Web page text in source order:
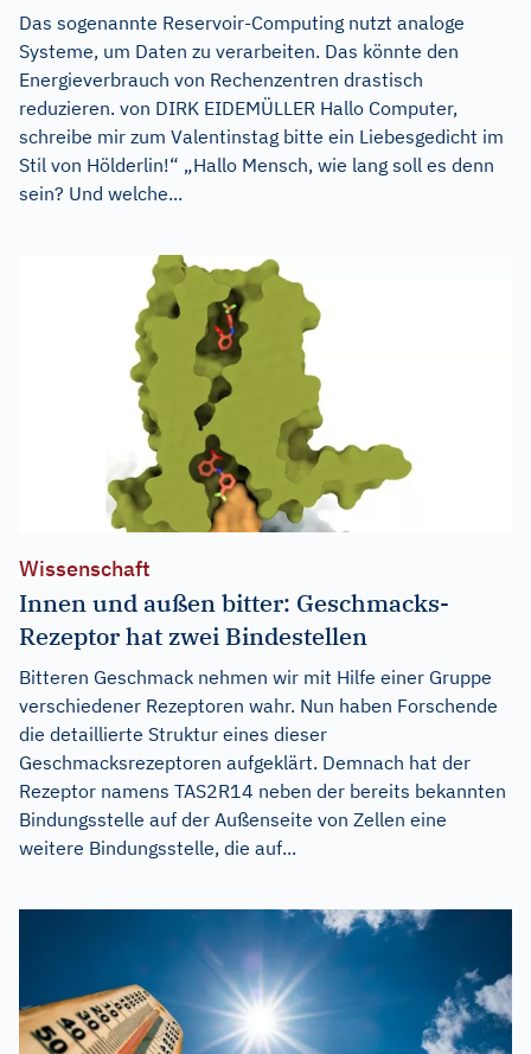
Das sogenannte Reservoir-Computing nutzt analoge
Systeme, um Daten zu verarbeiten. Das könnte den
Energieverbrauch von Rechenzentren drastisch
reduzieren. von DIRK EIDEMÜLLER Hallo Computer,
schreibe mir zum Valentinstag bitte ein Liebesgedicht im
Stil von Hölderlin!“ „Hallo Mensch, wie lang soll es denn
sein? Und welche...
Wissenschaft
Innen und außen bitter: Geschmacks-
Rezeptor hat zwei Bindestellen
Bitteren Geschmack nehmen wir mit Hilfe einer Gruppe
verschiedener Rezeptoren wahr. Nun haben Forschende
die detaillierte Struktur eines dieser
Geschmacksrezeptoren aufgeklärt. Demnach hat der
Rezeptor namens TAS2R14 neben der bereits bekannten
Bindungsstelle auf der Außenseite von Zellen eine
weitere Bindungsstelle, die auf...